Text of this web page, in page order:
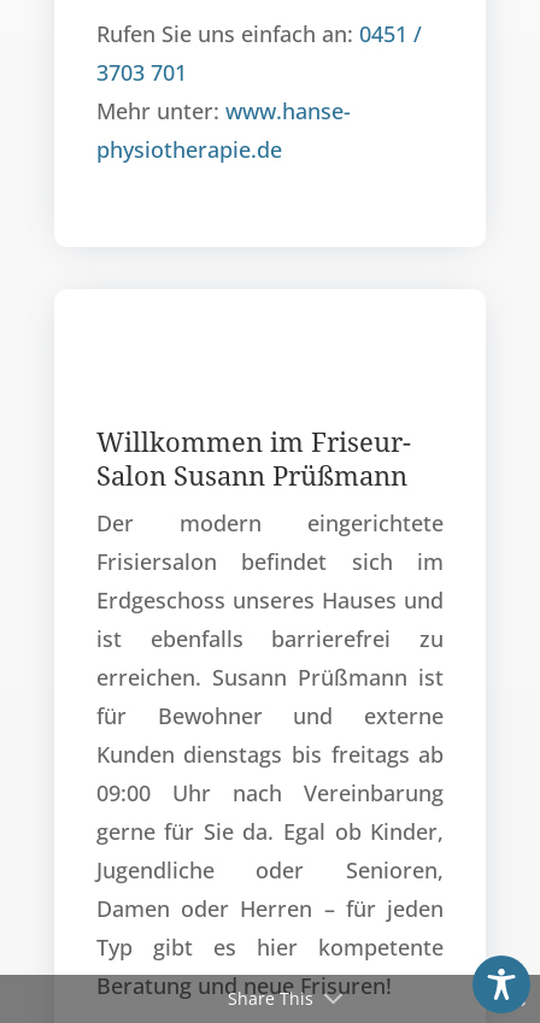
Rufen Sie uns einfach an: 0451 /
3703 701
Mehr unter: www.hanse-
physiotherapie.de
Willkommen im Friseur-
Salon Susann Prüßmann
Der modern eingerichtete
Frisiersalon befindet sich im
Erdgeschoss unseres Hauses und
ist ebenfalls barrierefrei zu
erreichen. Susann Prüßmann ist
für Bewohner und externe
Kunden dienstags bis freitags ab
09:00 Uhr nach Vereinbarung
gerne für Sie da. Egal ob Kinder,
Jugendliche oder Senioren,
Damen oder Herren – für jeden
Typ gibt es hier kompetente
Beratung und neue Frisuren!
Share This